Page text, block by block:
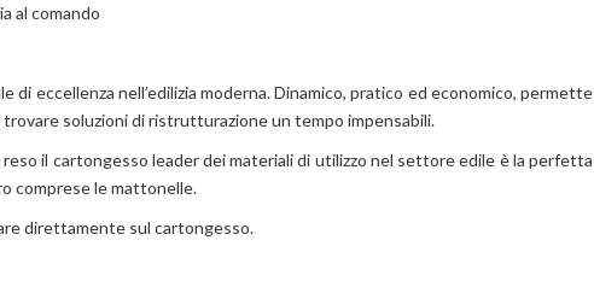
al comando
di eccellenza nell’edilizia moderna. Dinamico, pratico ed economico, permette
soluzioni di ristrutturazione un tempo impensabili.
il cartongesso leader dei materiali di utilizzo nel settore edile è la perfetta
comprese le mattonelle.
direttamente sul cartongesso.